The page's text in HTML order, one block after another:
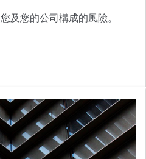
及您的公司構成的風險。